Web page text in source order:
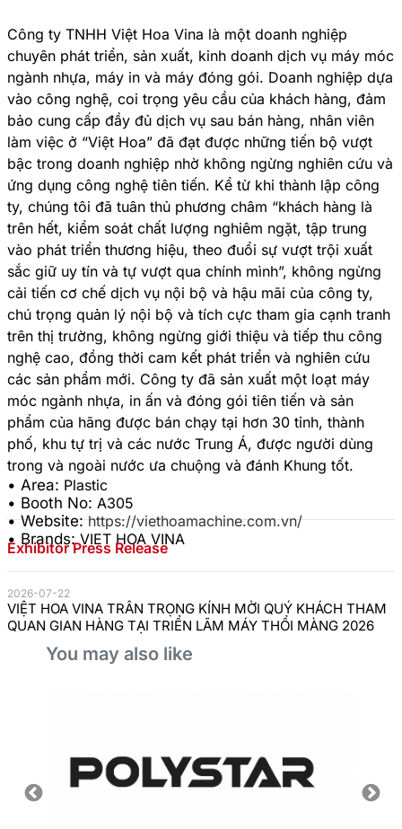
Công ty TNHH Việt Hoa Vina là một doanh nghiệp
chuyên phát triển, sản xuất, kinh doanh dịch vụ máy móc
ngành nhựa, máy in và máy đóng gói. Doanh nghiệp dựa
vào công nghệ, coi trọng yêu cầu của khách hàng, đảm
bảo cung cấp đầy đủ dịch vụ sau bán hàng, nhân viên
làm việc ở “Việt Hoa” đã đạt được những tiến bộ vượt
bậc trong doanh nghiệp nhờ không ngừng nghiên cứu và
ứng dụng công nghệ tiên tiến. Kể từ khi thành lập công
ty, chúng tôi đã tuân thủ phương châm “khách hàng là
trên hết, kiểm soát chất lượng nghiêm ngặt, tập trung
vào phát triển thương hiệu, theo đuổi sự vượt trội xuất
sắc giữ uy tín và tự vượt qua chính mình”, không ngừng
cải tiến cơ chế dịch vụ nội bộ và hậu mãi của công ty,
chú trọng quản lý nội bộ và tích cực tham gia cạnh tranh
trên thị trường, không ngừng giới thiệu và tiếp thu công
nghệ cao, đồng thời cam kết phát triển và nghiên cứu
các sản phẩm mới. Công ty đã sản xuất một loạt máy
móc ngành nhựa, in ấn và đóng gói tiên tiến và sản
phẩm của hãng được bán chạy tại hơn 30 tỉnh, thành
phố, khu tự trị và các nước Trung Á, được người dùng
• Area: Plastic
• Booth No: A305
• Website:https://viethoamachine.com.vn/
• Brands:VIET HOA VINA
Exhibitor Press Release
2026-07-22
VIỆT HOA VINA TRÂN TRỌNG KÍNH MỜI QUÝ KHÁCH THAM
QUAN GIAN HÀNG TẠI TRIỂN LÃM MÁY THỔI MÀNG 2026
You may also like